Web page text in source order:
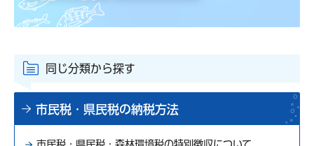
同じ分類から探す
市民税・県民税の納税方法